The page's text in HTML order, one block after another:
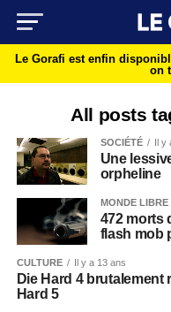
Le Gorafi est enfin
on
All posts
SOCIÉTÉ Il y
Une
orpheline
MONDE LIBRE
472 morts
flash mob
CULTURE Il y a 13 ans
Die Hard 4 brutalement
Hard 5